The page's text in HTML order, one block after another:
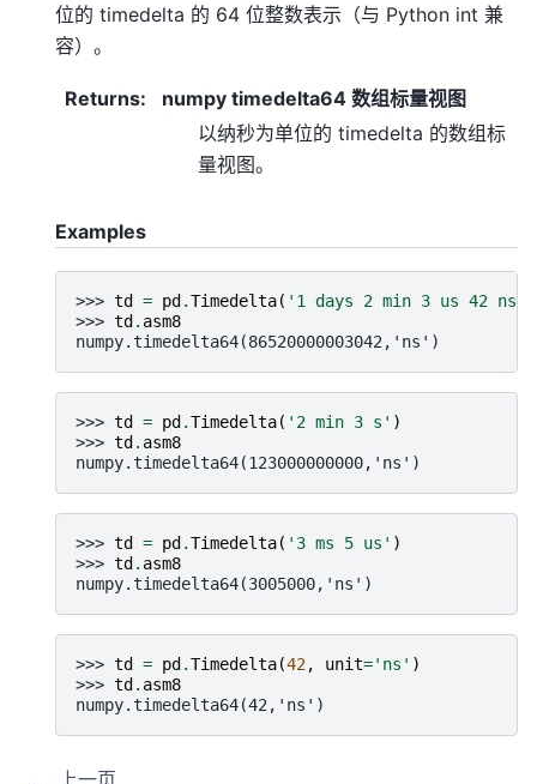
位的 timedelta 的 64 位整数表示（与 Python int 兼
容）。
Returns:
numpy timedelta64 数组标量视图
以纳秒为单位的 timedelta 的数组标
量视图。
Examples
>>> td = pd .Timedelta( '1 days 2 min 3 us 42 ns'
>>> td . asm8
numpy.timedelta64(86520000003042,'ns')
>>> td = pd .Timedelta( '2 min 3 s' )
>>> td . asm8
numpy.timedelta64(123000000000,'ns')
>>> td = pd .Timedelta( '3 ms 5 us' )
>>> td . asm8
numpy.timedelta64(3005000,'ns')
>>> td = pd .Timedelta(42, unit='ns' )
>>> td . asm8
numpy.timedelta64(42,'ns')
上一页